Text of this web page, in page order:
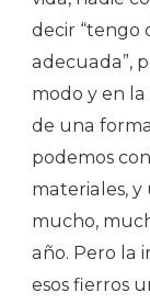
decir “tengo
adecuada”,
modo y en
de una
podemos
materiales,
mucho,
año. Pero la
esos fierros